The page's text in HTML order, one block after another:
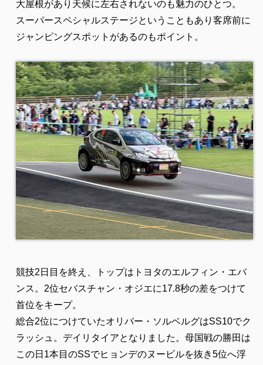
大屋根があり天候に左右されないのも魅力のひとつ。
スーパースペシャルステージということもあり客席前に
ジャンピングスポットがあるのもポイント。
競技2日目を終え、トップはトヨタのエルフィン・エバ
ンス。2位セバスチャン・オジエに17.8秒の差をつけて
首位をキープ。
総合2位につけていたオリバー・ソルベルグはSS10でク
ラッシュ。デイリタイアとなりました。母国戦の勝田は
この日1本目のSSでヒョンデのヌービルを抜き5位へ浮